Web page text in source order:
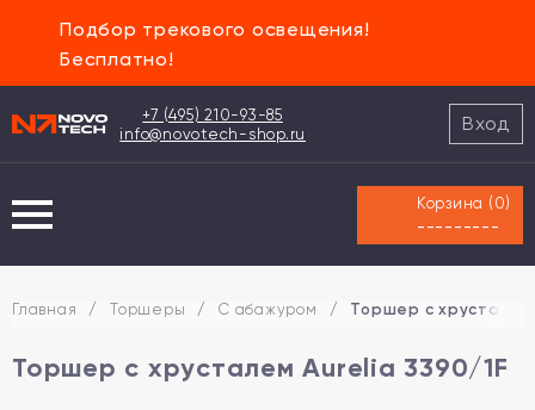
Подбор трекового освещения!
Бесплатно!
+7 (495) 210-93-85
info@novotech-shop.ru
Вход
Корзина ( 0)
---------
Главная / Торшеры / С абажуром / Торшер с
Торшер с хрусталем Aurelia 3390/1F